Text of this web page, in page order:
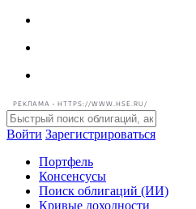
РЕКЛАМА • HTTPS://WWW.HSE.RU/
Войти Зарегистрироваться